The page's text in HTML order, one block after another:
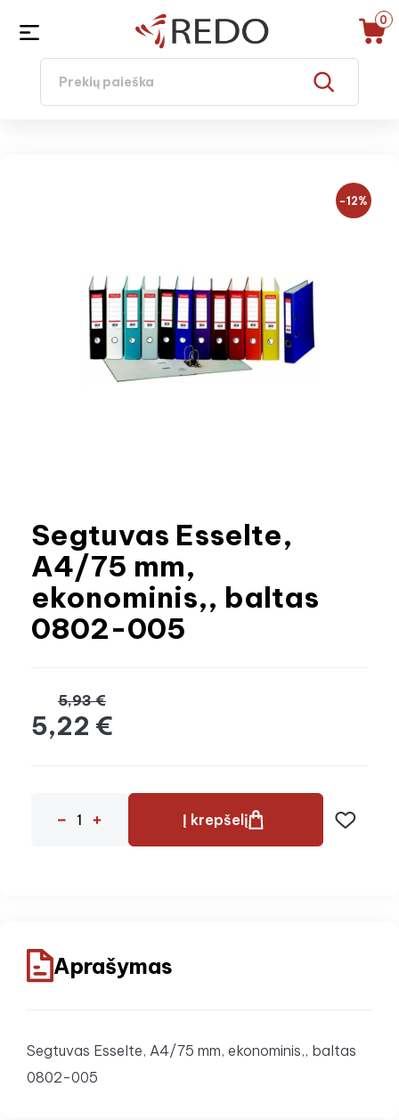
0
−12%
Segtuvas Esselte,
A4/75 mm,
ekonominis,, baltas
0802-005
5,93 €
5,22 €
Į krepšelį
Aprašymas
Segtuvas Esselte, A4/75 mm, ekonominis,, baltas
0802-005